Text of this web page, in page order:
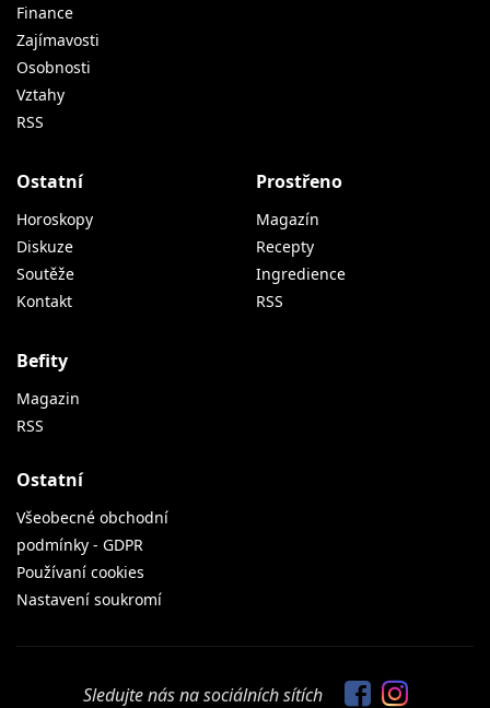
Finance
Zajímavosti
Osobnosti
Vztahy
RSS
Ostatní
Horoskopy
Diskuze
Soutěže
Kontakt
Prostřeno
Magazín
Recepty
Ingredience
RSS
Befity
Magazin
RSS
Ostatní
Všeobecné obchodní
podmínky - GDPR
Používaní cookies
Nastavení soukromí
Sledujte nás na sociálních sítích